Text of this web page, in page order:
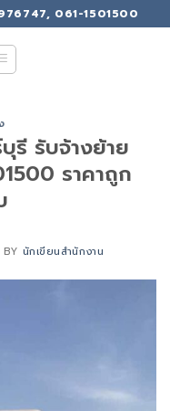
061-1501500
รี รับจ้างย้าย
ราคาถูก
BY นักเขียนสำนักงาน